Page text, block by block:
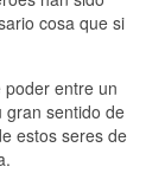
cosa que si
entre un
gran sentido de
estos seres de